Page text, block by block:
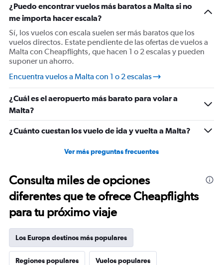
¿Puedo encontrar vuelos más baratos a Malta si no
me importa hacer escala?
Sí, los vuelos con escala suelen ser más baratos que los
vuelos directos. Estate pendiente de las ofertas de vuelos a
Malta con Cheapflights, que hacen 1 o 2 escalas y pueden
suponer un ahorro.
Encuentra vuelos a Malta con 1 o 2 escalas
¿Cuál es el aeropuerto más barato para volar a
Malta?
¿Cuánto cuestan los vuelo de ida y vuelta a Malta?
Ver más preguntas frecuentes
Consulta miles de opciones
diferentes que te ofrece Cheapflights
para tu próximo viaje
Los Europa destinos más populares
Regiones populares Vuelos populares